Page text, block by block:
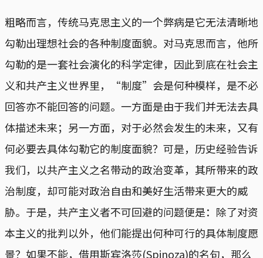
粗略而言，传统马克思主义的一个弊病是它无法清晰地
勾勒出理想社会的各种制度面貌。对马克思而言，他所
勾勒的是一套社会演化的科学定律，因此到底在社会主
义和共产主义世界里，“制度”会是何种模样，是不必
回答亦不能回答的问题。一方面是由于我们并无法去具
体描述未来；另一方面，对于必然会发生的未来，又有
何必要去具体勾勒它的制度面貌？可是，历史经验告诉
我们，以共产主义之名带动的政治变革，其所带来的政
治制度，却可能对政治自由和美好生活带来更大的威
胁。于是，共产主义者不可回避的问题便是：除了对资
本主义的批判以外，他们能提出何种可行的具体制度愿
景？如果不能，借用斯宾洛莎(Spinoza)的名句，那么